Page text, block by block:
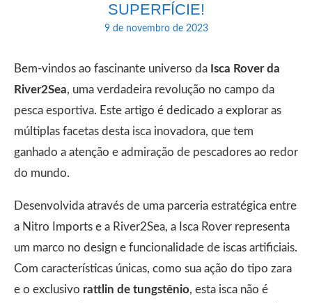
SUPERFÍCIE!
9 de novembro de 2023
Bem-vindos ao fascinante universo da Isca Rover da
River2Sea, uma verdadeira revolução no campo da
pesca esportiva. Este artigo é dedicado a explorar as
múltiplas facetas desta isca inovadora, que tem
ganhado a atenção e admiração de pescadores ao redor
do mundo.
Desenvolvida através de uma parceria estratégica entre
a Nitro Imports e a River2Sea, a Isca Rover representa
um marco no design e funcionalidade de iscas artificiais.
Com características únicas, como sua ação do tipo zara
e o exclusivo rattlin de tungstênio, esta isca não é